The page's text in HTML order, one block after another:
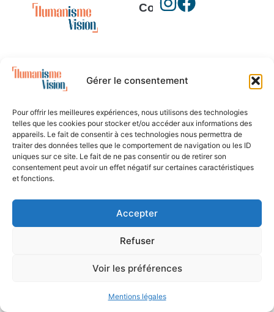
Gérer le consentement
Pour offrir les meilleures expériences, nous utilisons des technologies
telles que les cookies pour stocker et/ou accéder aux informations des
appareils. Le fait de consentir à ces technologies nous permettra de
traiter des données telles que le comportement de navigation ou les ID
uniques sur ce site. Le fait de ne pas consentir ou de retirer son
consentement peut avoir un effet négatif sur certaines caractéristiques
et fonctions.
Accepter
Refuser
Voir les préférences
Mentions légales
Contacts